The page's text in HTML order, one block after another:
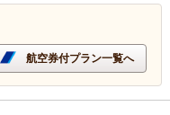
航空券付プラン一覧へ